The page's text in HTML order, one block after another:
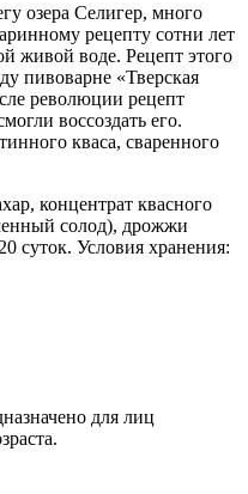
озера Селигер, много
рецепту сотни лет
живой воде. Рецепт этого
пивоварне «Тверская
революции рецепт
воссоздать его.
кваса, сваренного
концентрат квасного
солод), дрожжи
суток. Условия хранения:
для лиц